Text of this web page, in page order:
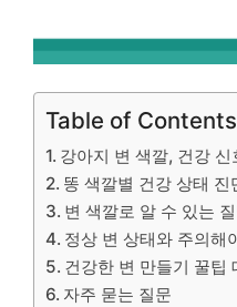
Table of Contents
강아지 변 색깔, 건강 신
똥 색깔별 건강 상태 진
변 색깔로 알 수 있는
정상 변 상태와 주의해
건강한 변 만들기 꿀팁
자주 묻는 질문